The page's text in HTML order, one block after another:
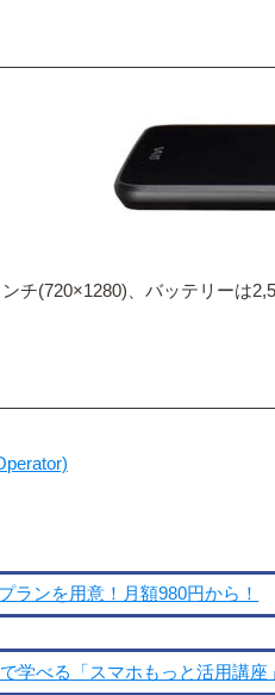
チ(720×1280)、バッテリーは
ランを用意！月額980円から！
学べる「スマホもっと活用講座